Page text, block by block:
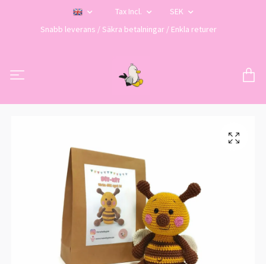
Tax Incl.
SEK
Snabb leverans / Säkra betalningar / Enkla returer